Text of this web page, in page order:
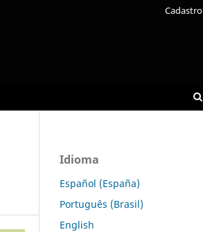
Cadastro
Idioma
Español (España)
Português (Brasil)
English